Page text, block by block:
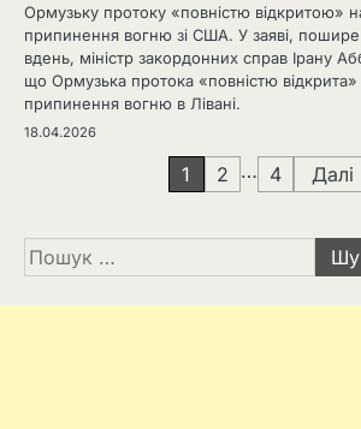
Ормузьку протоку «повністю відкритою»
припинення вогню зі США. У заяві,
вдень, міністр закордонних справ Ірану
що Ормузька протока «повністю відкрита»
припинення вогню в Лівані.
18.04.2026
1 2 … 4 Далі
Пошук: